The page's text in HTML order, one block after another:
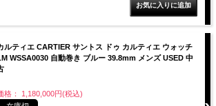
ルティエ CARTIER サントス ドゥ カルティエ ウォッチ
WSSA0030 自動巻き ブルー 39.8mm メンズ USED 中
格： 1,180,000円(税込)